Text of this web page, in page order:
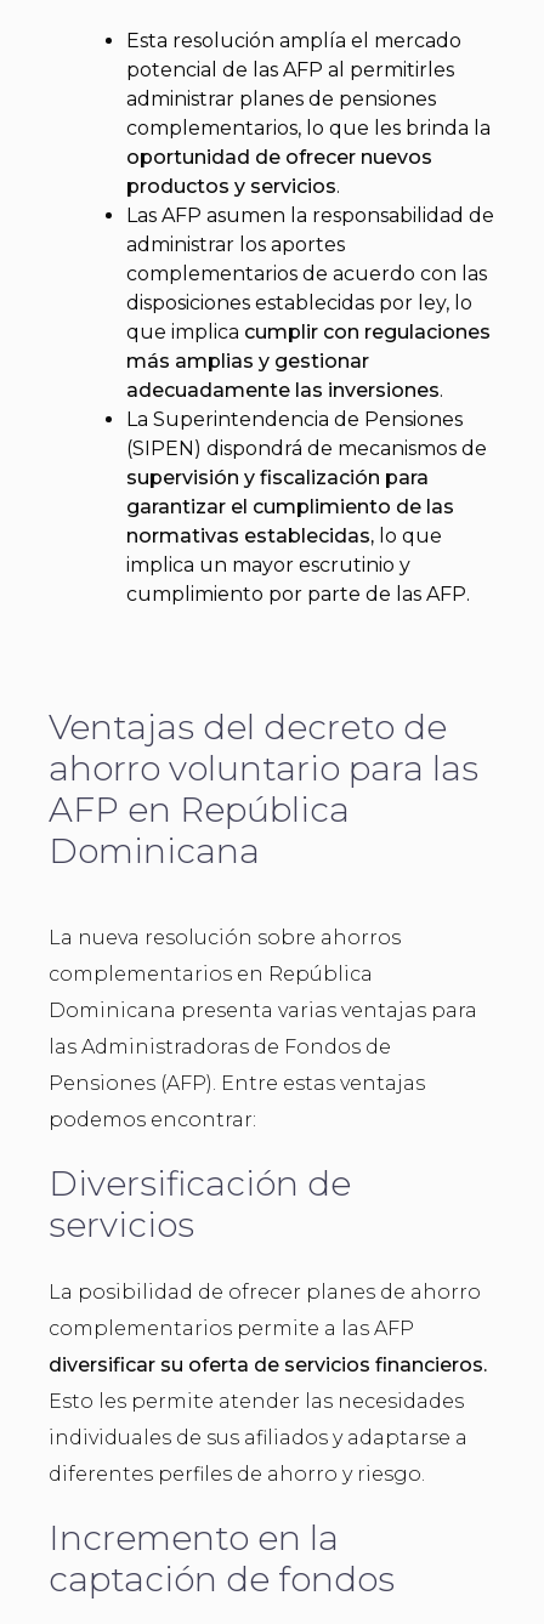
Esta resolución amplía el mercado
potencial de las AFP al permitirles
administrar planes de pensiones
complementarios, lo que les brinda la
oportunidad de ofrecer nuevos
productos y servicios.
Las AFP asumen la responsabilidad de
administrar los aportes
complementarios de acuerdo con las
disposiciones establecidas por ley, lo
que implica cumplir con regulaciones
más amplias y gestionar
adecuadamente las inversiones.
La Superintendencia de Pensiones
(SIPEN) dispondrá de mecanismos de
supervisión y fiscalización para
garantizar el cumplimiento de las
normativas establecidas, lo que
implica un mayor escrutinio y
cumplimiento por parte de las AFP.
Ventajas del decreto de
ahorro voluntario para las
AFP en República
Dominicana
La nueva resolución sobre ahorros
complementarios en República
Dominicana presenta varias ventajas para
las Administradoras de Fondos de
Pensiones (AFP). Entre estas ventajas
podemos encontrar:
Diversificación de
servicios
La posibilidad de ofrecer planes de ahorro
complementarios permite a las AFP
diversificar su oferta de servicios financieros.
Esto les permite atender las necesidades
individuales de sus afiliados y adaptarse a
diferentes perfiles de ahorro y riesgo.
Incremento en la
captación de fondos